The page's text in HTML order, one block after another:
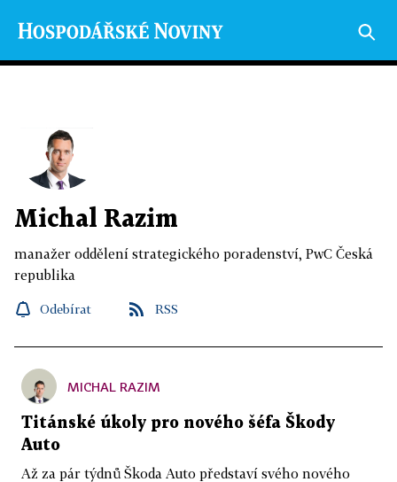
Michal Razim
manažer oddělení strategického poradenství, PwC Česká
republika
Odebírat RSS
MICHAL RAZIM
Titánské úkoly pro nového šéfa Škody
Auto
Až za pár týdnů Škoda Auto představí svého nového